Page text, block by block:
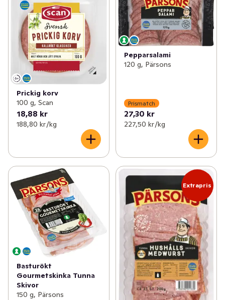
Prickig korv
100 g, Scan
18,88 kr
188,80 kr /kg
Pepparsalami
120 g, Pärsons
Prismatch
27,30 kr
227,50 kr /kg
Basturökt
Gourmetskinka Tunna
Skivor
150 g, Pärsons
Extrapris